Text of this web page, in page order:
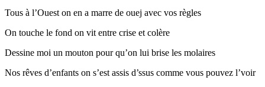
Tous à l’Ouest on en a marre de ouej avec vos règles
On touche le fond on vit entre crise et colère
Dessine moi un mouton pour qu’on lui brise les molaires
Nos rêves d’enfants on s’est assis d’ssus comme vous pouvez l’voir